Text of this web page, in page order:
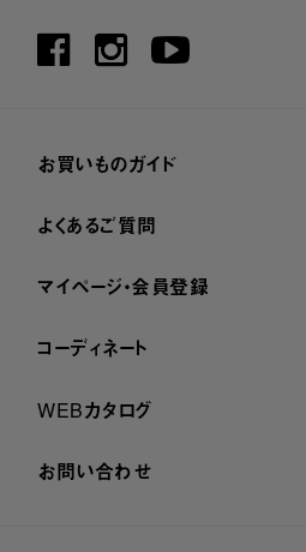
お買いものガイド
よくあるご質問
マイページ・会員登録
コーディネート
WEBカタログ
お問い合わせ